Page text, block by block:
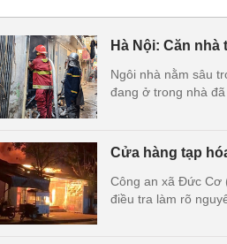
Hà Nội: Căn
Ngôi nhà nằm sâu
đang ở trong nhà
Cửa hàng tạp
Công an xã Đức Cơ
điều tra làm rõ